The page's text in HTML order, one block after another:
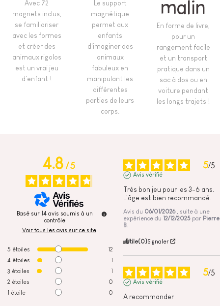
Avec 72
magnets inclus,
se familiariser
avec les formes
et créer des
animaux rigolos
est un vrai jeu
d'enfant !
Le support
magnétique
permet aux
enfants
d'imaginer des
animaux
fabuleux en
manipulant les
différentes
parties de leurs
corps.
malin
En forme de livre,
pour un
rangement facile
et un transport
pratique dans un
sac à dos ou en
voiture pendant
les longs trajets !
4.8/5
Basé sur 14 avis soumis à un
contrôle
Voir tous les avis sur ce site
5 étoiles
12
4 étoiles
1
3 étoiles
1
2 étoiles
0
1 étoile 0
5/5
Avis vérifié
Très bon jeu pour les 3-6 ans.
L'âge est bien recommandé.
Avis du 06/01/2026
, suite à une
expérience du 12/12/2025 par Pierre
B.
Utile(0)Signaler
5/5
Avis vérifié
A recommander